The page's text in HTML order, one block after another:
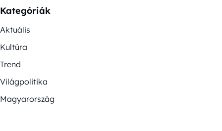
Kategóriák
Aktuális
Kultúra
Trend
Világpolitika
Magyarország